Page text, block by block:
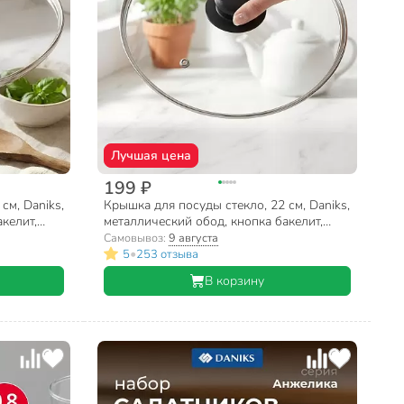
Daniks,
Лучшая цена
199 ₽
Крышка для посуды стекло, 22 см, Daniks,
металлический обод, кнопка бакелит,
черная, Д4122Ч
Самовывоз:9 августа
5•253 отзыва
В корзину